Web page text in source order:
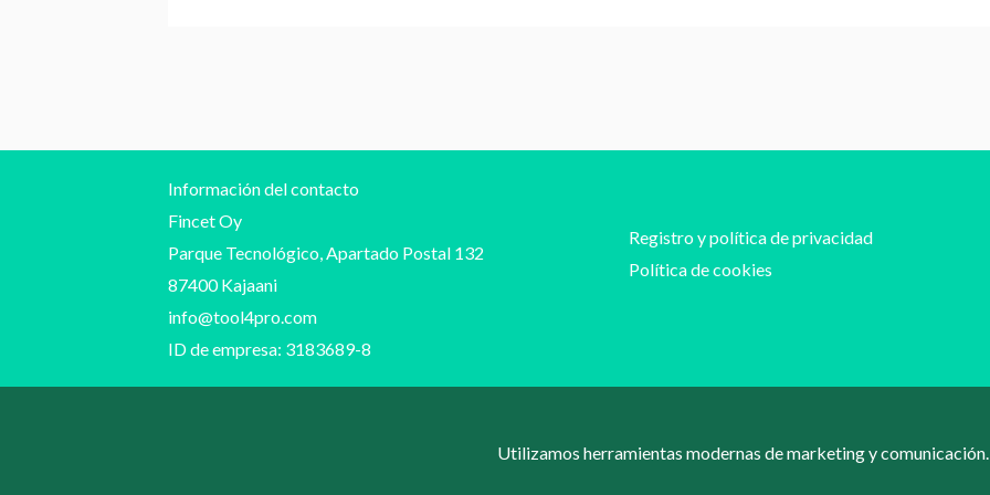
Información del contacto
Fincet Oy
Parque Tecnológico, Apartado Postal 132
87400 Kajaani
info@tool4pro.com
ID de empresa: 3183689-8
Registro y política de privacidad
Política de cookies
Utilizamos herramientas modernas de marketing y comunicación.